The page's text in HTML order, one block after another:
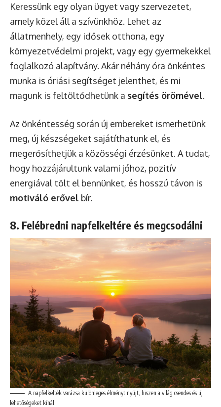
Keressünk egy olyan ügyet vagy szervezetet,
amely közel áll a szívünkhöz. Lehet az
állatmenhely, egy idősek otthona, egy
környezetvédelmi projekt, vagy egy gyermekekkel
foglalkozó alapítvány. Akár néhány óra önkéntes
munka is óriási segítséget jelenthet, és mi
magunk is feltöltődhetünk a segítés örömével.
Az önkéntesség során új embereket ismerhetünk
meg, új készségeket sajátíthatunk el, és
megerősíthetjük a közösségi érzésünket. A tudat,
hogy hozzájárultunk valami jóhoz, pozitív
energiával tölt el bennünket, és hosszú távon is
motiváló erővel bír.
8. Felébredni napfelkeltére és megcsodálni
A napfelkelték varázsa különleges élményt nyújt, hiszen a világ csendes és új
lehetőségeket kínál.